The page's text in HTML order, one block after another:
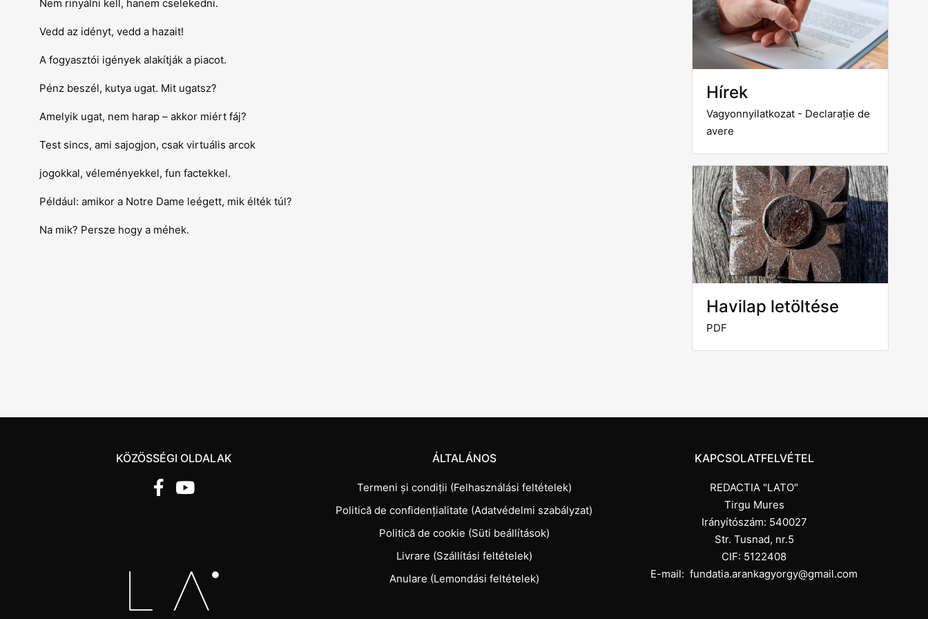
Nem rinyálni kell, hanem cselekedni.
Vedd az idényt, vedd a hazait!
A fogyasztói igények alakítják a piacot.
Pénz beszél, kutya ugat. Mit ugatsz?
Amelyik ugat, nem harap – akkor miért fáj?
Test sincs, ami sajogjon, csak virtuális arcok
jogokkal, véleményekkel, fun factekkel.
Például: amikor a Notre Dame leégett, mik élték túl?
Na mik? Persze hogy a méhek.
Hírek
Vagyonnyilatkozat - Declarație de
avere
Havilap letöltése
PDF
KÖZÖSSÉGI OLDALAK ÁLTALÁNOS
Termeni și condiții (Felhasználási feltételek)
Politică de confidențialitate (Adatvédelmi szabályzat)
Politică de cookie (Süti beállítások)
Livrare (Szállítási feltételek)
Anulare (Lemondási feltételek)
KAPCSOLATFELVÉTEL
REDACTIA "LATO"
Tirgu Mures
Irányítószám: 540027
Str. Tusnad, nr.5
CIF: 5122408
E-mail: fundatia.arankagyorgy@gmail.com